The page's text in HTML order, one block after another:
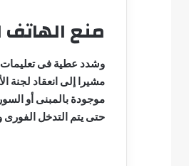
منع
وشدد عطية فى تعليمات
مشيرا إلى انعقاد لجنة
موجودة بالمبنى أو
حتى يتم التدخل الفورى